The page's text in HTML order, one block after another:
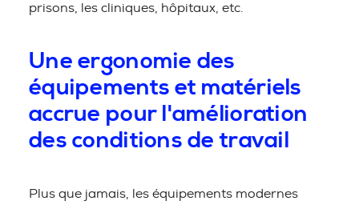
prisons, les cliniques, hôpitaux, etc.
Une ergonomie des
équipements et matériels
accrue pour l'amélioration
des conditions de travail
Plus que jamais, les équipements modernes